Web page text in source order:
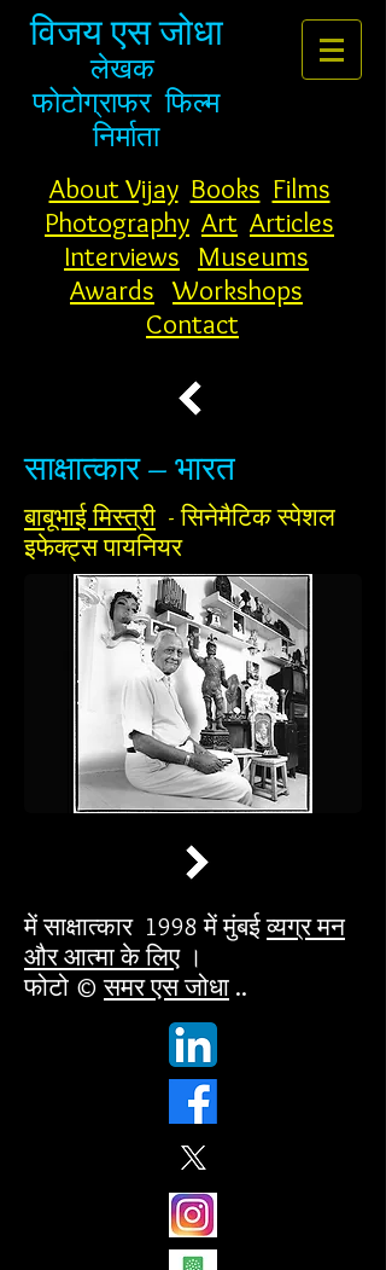
विजय एस जोधा
लेखक
फोटोग्राफर फिल्म
निर्माता
About Vijay Books Films
Photography Art Articles
Interviews
Museums
Awards Workshops
Contact
साक्षात्कार – भारत
बाबूभाई मिस्त्री - सिनेमैटिक स्पेशल
इफेक्ट्स पायनियर
में साक्षात्कार 1998 में मुंबई व्यग्र मन
और आत्मा के लिए।
फोटो ©समर एस जोधा ..